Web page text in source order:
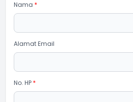
Nama *
Alamat Email
No. HP *